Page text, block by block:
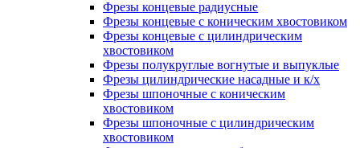
Фрезы концевые радиусные
Фрезы концевые с коническим хвостовиком
Фрезы концевые с цилиндрическим
хвостовиком
Фрезы полукруглые вогнутые и выпуклые
Фрезы цилиндрические насадные и к/х
Фрезы шпоночные с коническим
хвостовиком
Фрезы шпоночные с цилиндрическим
хвостовиком